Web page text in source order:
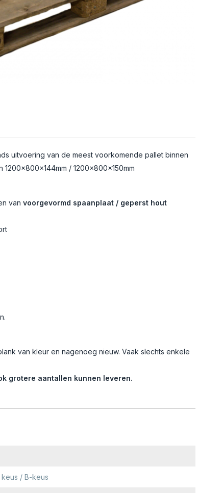
uitvoering van de meest voorkomende pallet binnen
1200x800x144mm / 1200x800x150mm
van voorgevormd spaanplaat / geperst hout
van kleur en nagenoeg nieuw. Vaak slechts enkele
grotere aantallen kunnen leveren.
/ B-keus